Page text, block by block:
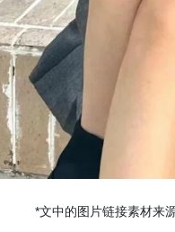
*文中的图片链接素材来